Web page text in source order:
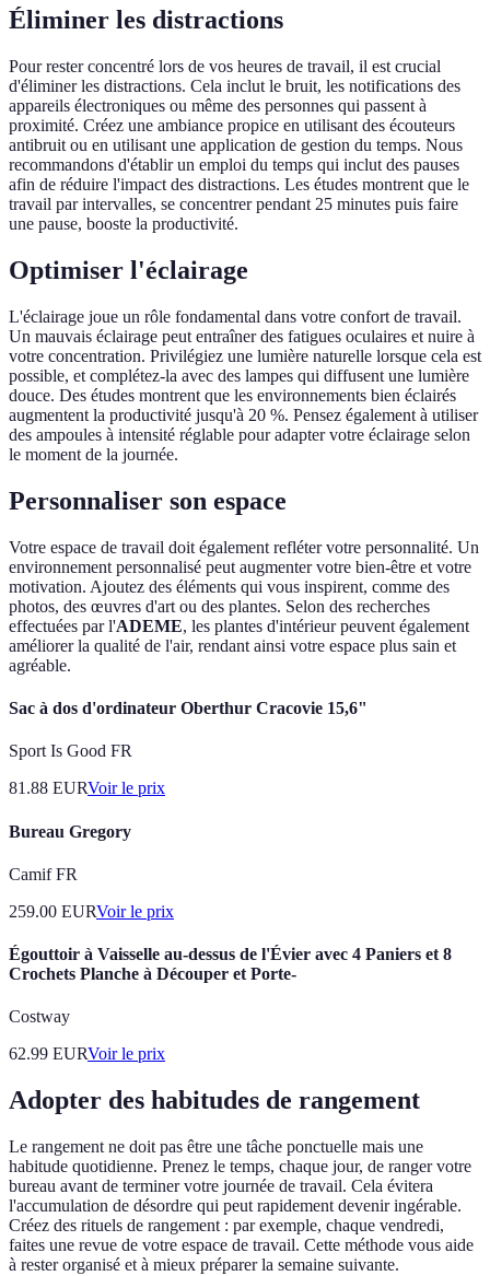
Éliminer les distractions
Pour rester concentré lors de vos heures de travail, il est crucial
d'éliminer les distractions. Cela inclut le bruit, les notifications des
appareils électroniques ou même des personnes qui passent à
proximité. Créez une ambiance propice en utilisant des écouteurs
antibruit ou en utilisant une application de gestion du temps. Nous
recommandons d'établir un emploi du temps qui inclut des pauses
afin de réduire l'impact des distractions. Les études montrent que le
travail par intervalles, se concentrer pendant 25 minutes puis faire
une pause, booste la productivité.
Optimiser l'éclairage
L'éclairage joue un rôle fondamental dans votre confort de travail.
Un mauvais éclairage peut entraîner des fatigues oculaires et nuire à
votre concentration. Privilégiez une lumière naturelle lorsque cela est
possible, et complétez-la avec des lampes qui diffusent une lumière
douce. Des études montrent que les environnements bien éclairés
augmentent la productivité jusqu'à 20 %. Pensez également à utiliser
des ampoules à intensité réglable pour adapter votre éclairage selon
le moment de la journée.
Personnaliser son espace
Votre espace de travail doit également refléter votre personnalité. Un
environnement personnalisé peut augmenter votre bien-être et votre
motivation. Ajoutez des éléments qui vous inspirent, comme des
photos, des œuvres d'art ou des plantes. Selon des recherches
effectuées par l'ADEME, les plantes d'intérieur peuvent également
améliorer la qualité de l'air, rendant ainsi votre espace plus sain et
agréable.
Sac à dos d'ordinateur Oberthur Cracovie 15,6"
Sport Is Good FR
81.88 EURVoir le prix
Bureau Gregory
Camif FR
259.00 EURVoir le prix
Égouttoir à Vaisselle au-dessus de l'Évier avec 4 Paniers et 8
Crochets Planche à Découper et Porte-
Costway
62.99 EURVoir le prix
Adopter des habitudes de rangement
Le rangement ne doit pas être une tâche ponctuelle mais une
habitude quotidienne. Prenez le temps, chaque jour, de ranger votre
bureau avant de terminer votre journée de travail. Cela évitera
l'accumulation de désordre qui peut rapidement devenir ingérable.
Créez des rituels de rangement : par exemple, chaque vendredi,
faites une revue de votre espace de travail. Cette méthode vous aide
à rester organisé et à mieux préparer la semaine suivante.